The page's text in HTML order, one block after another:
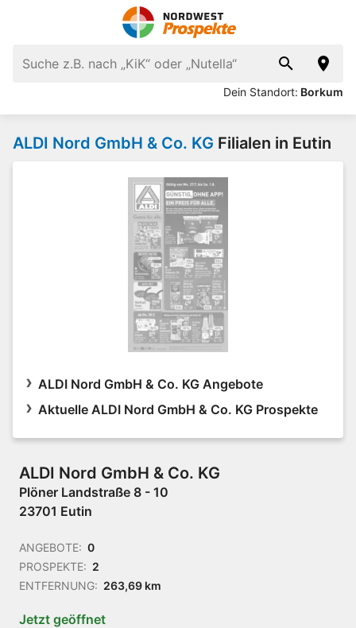
Dein Standort: Borkum
ALDI Nord GmbH & Co. KG Filialen in Eutin
ALDI Nord GmbH & Co. KG Angebote
Aktuelle ALDI Nord GmbH & Co. KG Prospekte
ALDI Nord GmbH & Co. KG
Plöner Landstraße 8 - 10
23701 Eutin
ANGEBOTE: 0
PROSPEKTE: 2
ENTFERNUNG: 263,69 km
Jetzt geöffnet